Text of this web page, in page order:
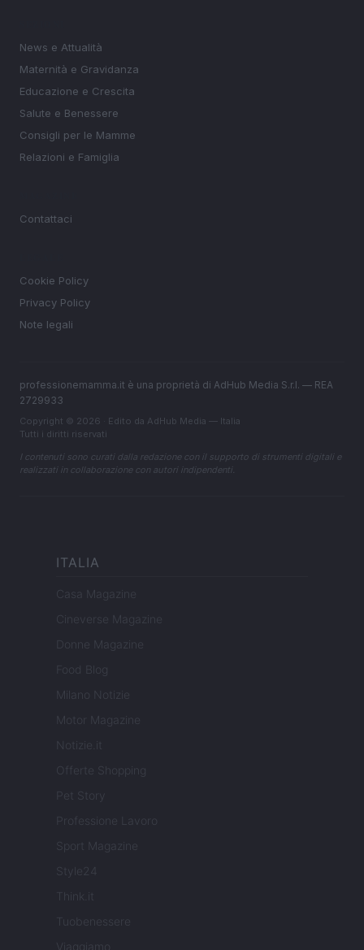
News e Attualità
Maternità e Gravidanza
Educazione e Crescita
Salute e Benessere
Consigli per le Mamme
Relazioni e Famiglia
Contattaci
Cookie Policy
Privacy Policy
Note legali
professionemamma.it è una proprietà di AdHub Media S.r.l. — REA
2729933
Copyright © 2026 · Edito da AdHub Media — Italia
Tutti i diritti riservati
I contenuti sono curati dalla redazione con il supporto di strumenti digitali e
realizzati in collaborazione con autori indipendenti.
ITALIA
Casa Magazine
Cineverse Magazine
Donne Magazine
Food Blog
Milano Notizie
Motor Magazine
Notizie.it
Offerte Shopping
Pet Story
Professione Lavoro
Sport Magazine
Style24
Think.it
Tuobenessere
Viaggiamo